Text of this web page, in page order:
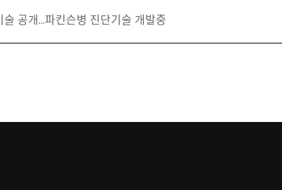
공개…파킨슨병 진단기술 개발중